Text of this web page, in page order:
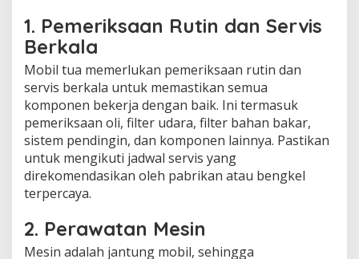
1. Pemeriksaan Rutin dan Servis
Berkala
Mobil tua memerlukan pemeriksaan rutin dan
servis berkala untuk memastikan semua
komponen bekerja dengan baik. Ini termasuk
pemeriksaan oli, filter udara, filter bahan bakar,
sistem pendingin, dan komponen lainnya. Pastikan
untuk mengikuti jadwal servis yang
direkomendasikan oleh pabrikan atau bengkel
terpercaya.
2. Perawatan Mesin
Mesin adalah jantung mobil, sehingga